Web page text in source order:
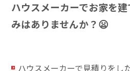
ハウスメーカーでお家を
みはありませんか？😦
ハウスメーカーで見積りをし